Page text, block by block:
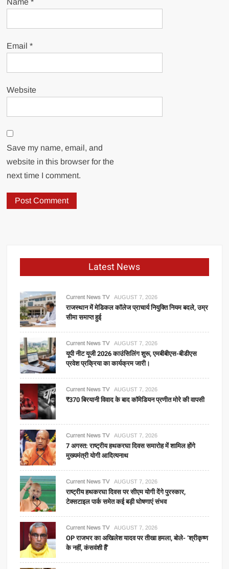
Email*
Website
Save my name, email, and
website in this browser for the
next time I comment.
Latest News
Current News TV AUGUST 7, 2026
राजस्थान में मेडिकल कॉलेज प्राचार्य नियुक्ति नियम बदले, उम्र
सीमा समाप्त हुई
Current News TV AUGUST 7, 2026
यूपी नीट यूजी 2026 काउंसिलिंग शुरू, एमबीबीएस-बीडीएस
प्रवेश प्रक्रिया का कार्यक्रम जारी।
Current News TV AUGUST 7, 2026
₹370 बिरयानी विवाद के बाद कॉमेडियन प्रणीत मोरे की वापसी
Current News TV AUGUST 7, 2026
7 अगस्त: राष्ट्रीय हथकरघा दिवस समारोह में शामिल होंगे
मुख्यमंत्री योगी आदित्यनाथ
Current News TV AUGUST 7, 2026
राष्ट्रीय हथकरघा दिवस पर सीएम योगी देंगे पुरस्कार,
टेक्सटाइल पार्क समेत कई बड़ी घोषणाएं संभव
Current News TV AUGUST 7, 2026
OP राजभर का अखिलेश यादव पर तीखा हमला, बोले- ‘श्रीकृष्ण
के नहीं, कंसवंशी हैं’